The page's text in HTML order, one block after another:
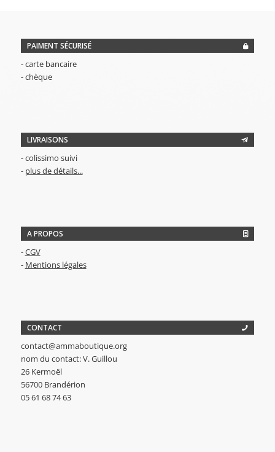
PAIMENT SÉCURISÉ
- carte bancaire
- chèque
LIVRAISONS
- colissimo suivi
- plus de détails...
A PROPOS
-CGV
- Mentions légales
CONTACT
contact@ammaboutique.org
nom du contact: V. Guillou
26 Kermoël
56700 Brandérion
05 61 68 74 63